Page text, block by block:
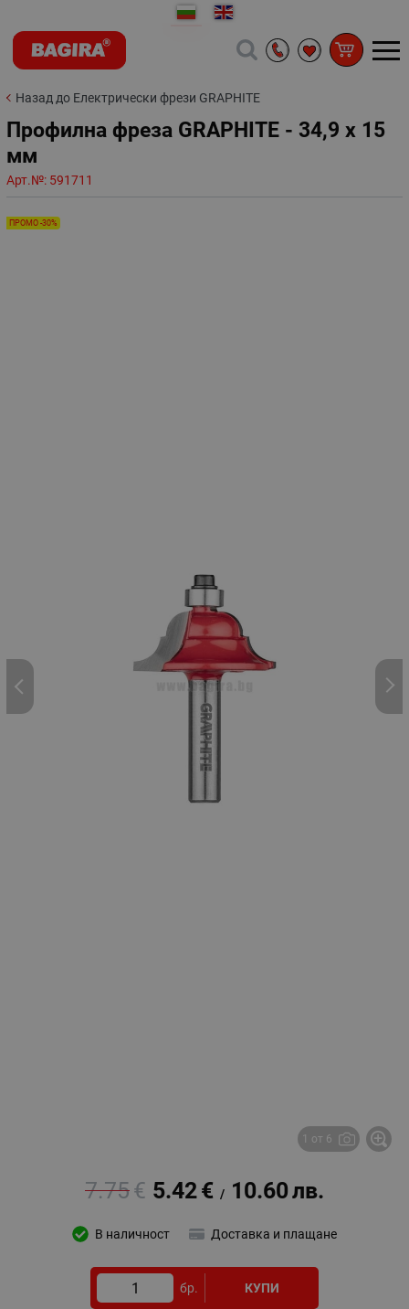
Назад до Електрически фрези GRAPHITE
Профилна фреза GRAPHITE - 34,9 х 15
мм
Арт.№: 591711
1 от 6
ПРОМО -30%
7.75€ 5.42€ / 10.60лв.
В наличност Доставка и плащане
бр. КУПИ